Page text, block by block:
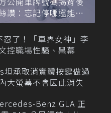
讚：忘記停哪還能幫
忍了！「車界女神」李
控職場性騷、黑幕
坦承取消實體按鍵做過
螢幕不會因此消失
Benz GLA 正